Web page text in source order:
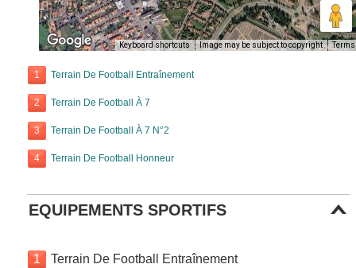
Keyboard shortcuts Image may be subject to copyright Terms
1 Terrain De Football Entraînement
2 Terrain De Football À 7
3 Terrain De Football À 7 N°2
4 Terrain De Football Honneur
EQUIPEMENTS SPORTIFS
1 Terrain De Football Entraînement